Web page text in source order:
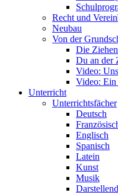
Recht und
Neubau
Von der
Die
Du an der
Video:
Video: Ein
Unterricht
Unterrichtsfächer
Deutsch
Englisch
Spanisch
Latein
Kunst
Musik